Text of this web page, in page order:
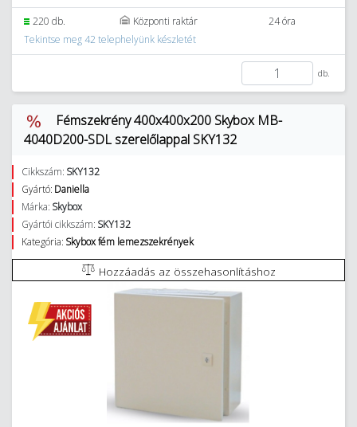
220 db. Központi raktár
24 óra
Tekintse meg 42 telephelyünk készletét
db.
Fémszekrény 400x400x200 Skybox MB-
4040D200-SDL szerelőlappal SKY132
Cikkszám: SKY132
Gyártó: Daniella
Márka: Skybox
Gyártói cikkszám: SKY132
Kategória: Skybox fém lemezszekrények
Hozzáadás az összehasonlításhoz